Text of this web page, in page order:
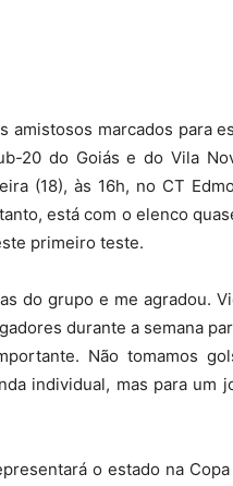
marcados para
20 do Goiás e do Vila
(18), às 16h, no CT
está com o elenco
primeiro teste.
do grupo e me agradou.
durante a semana
Não tomamos
individual, mas para um
o estado na